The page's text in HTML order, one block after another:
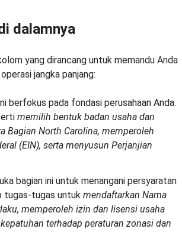
dalamnya
yang dirancang untuk memandu Anda
jangka panjang:
berfokus pada fondasi perusahaan Anda.
memilih bentuk badan usaha dan
Bagian North Carolina, memperoleh
(EIN), serta menyusun Perjanjian
bagian ini untuk menangani persyaratan
tugas-tugas untuk mendaftarkan Nama
memperoleh izin dan lisensi usaha
terhadap peraturan zonasi dan